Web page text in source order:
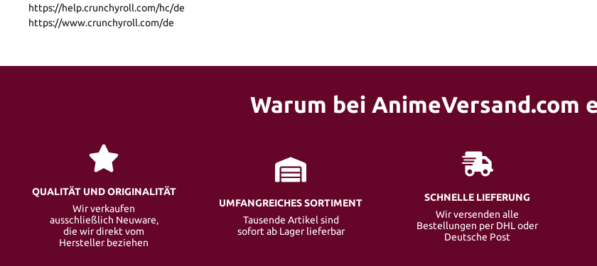
https://help.crunchyroll.com/hc/de
https://www.crunchyroll.com/de
Warum bei AnimeVersand.com
QUALITÄT UND ORIGINALITÄT
Wir verkaufen
ausschließlich Neuware,
die wir direkt vom
Hersteller beziehen
UMFANGREICHES SORTIMENT
Tausende Artikel sind
sofort ab Lager lieferbar
SCHNELLE LIEFERUNG
Wir versenden alle
Bestellungen per DHL oder
Deutsche Post